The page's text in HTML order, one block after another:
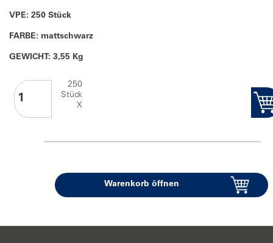
VPE: 250 Stück
FARBE: mattschwarz
GEWICHT: 3,55 Kg
250
Stück
X
Warenkorb öffnen